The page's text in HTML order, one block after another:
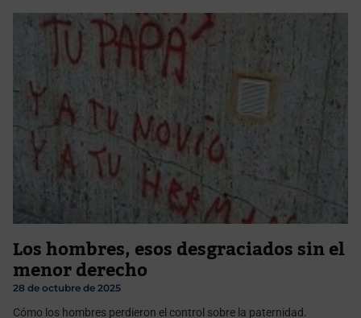
Los hombres, esos desgraciados sin el
menor derecho
28 de octubre de 2025
Cómo los hombres perdieron el control sobre la paternidad.